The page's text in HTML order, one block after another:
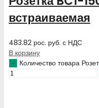
встраиваемая
483.82 рос. руб. с НДС
В корзину
Количество товара